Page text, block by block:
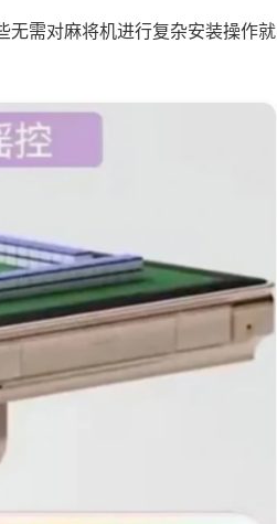
无需对麻将机进行复杂安装操作就